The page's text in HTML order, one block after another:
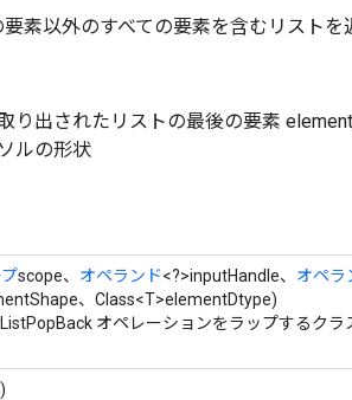
素以外のすべての要素を含むリストを
り出されたリストの最後の要素
ルの形状
scope、 オペランド<?>inputHandle、 オペラ
、Class<T>elementDtype)
オペレーションをラップするクラ